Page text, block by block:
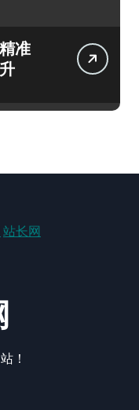
准
站长网
！